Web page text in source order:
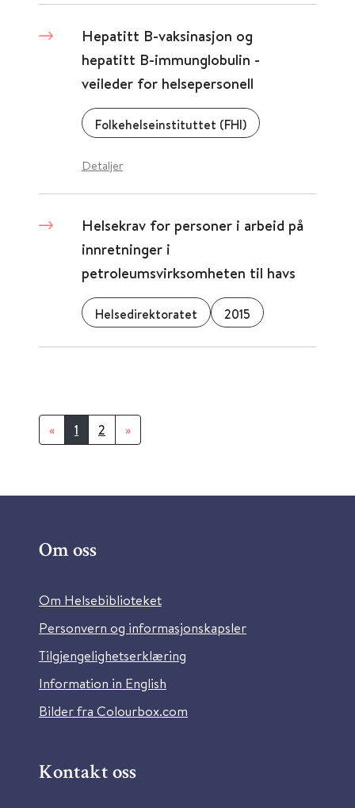
Hepatitt B-vaksinasjon og
hepatitt B-immunglobulin -
veileder for helsepersonell
Folkehelseinstituttet (FHI)
Detaljer
Helsekrav for personer i arbeid på
innretninger i
petroleumsvirksomheten til havs
Helsedirektoratet 2015
« 1 2 »
Om oss
Om Helsebiblioteket
Personvern og informasjonskapsler
Tilgjengelighetserklæring
Information in English
Bilder fra Colourbox.com
Kontakt oss